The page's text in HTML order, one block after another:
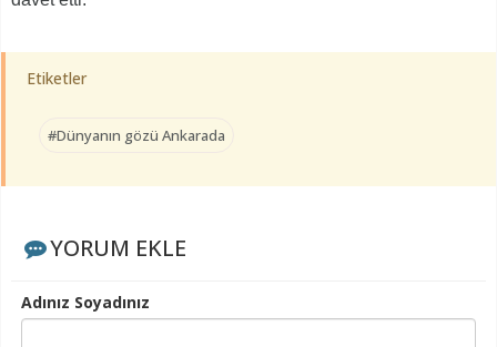
Etiketler
#Dünyanın gözü Ankarada
YORUM EKLE
Adınız Soyadınız